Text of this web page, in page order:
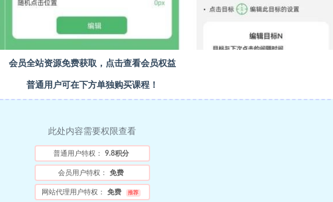
会员全站资源免费获取，点击查看会员权益
普通用户可在下方单独购买课程！
此处内容需要权限查看
普通用户特权： 9.8积分
会员用户特权： 免费
网站代理用户特权： 免费 推荐